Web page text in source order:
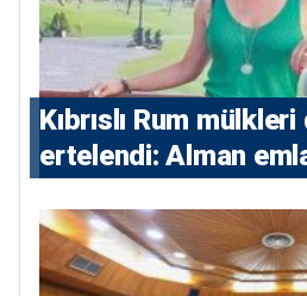
Kıbrıslı Rum
ertelendi: Alman